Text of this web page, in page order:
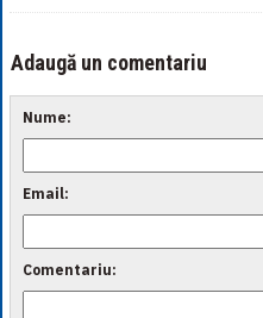
Adaugă un comentariu
Nume:
Email:
Comentariu: